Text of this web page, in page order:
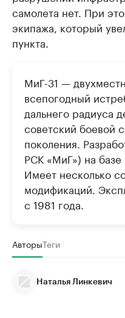
самолета нет. При
экипажа, который
пункта.
МиГ-31 —
всепогодный
дальнего радиуса
советский боевой
поколения.
РСК «МиГ») на
Имеет несколько
модификаций.
с 1981 года.
АвторыТеги
Наталья Линкевич